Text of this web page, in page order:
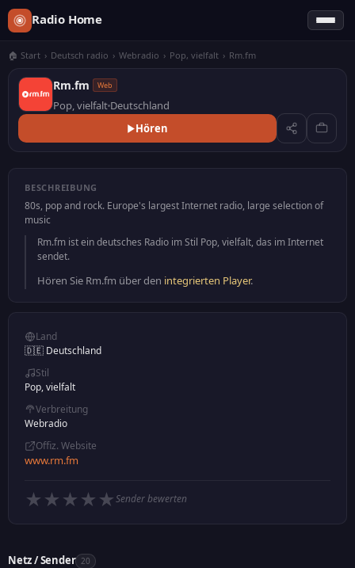
Radio Home
🏠 Start › Deutsch radio › Webradio › Pop, vielfalt › Rm.fm
Rm.fm Web
Pop, vielfalt Deutschland
Hören
BESCHREIBUNG
80s, pop and rock. Europe's largest Internet radio, large selection of
music
Rm.fm ist ein deutsches Radio im Stil Pop, vielfalt, das im Internet
sendet.
Hören Sie Rm.fm über den integrierten Player.
Land
🇩🇪 Deutschland
Stil
Pop, vielfalt
Verbreitung
Webradio
Offiz. Website
www.rm.fm
★ ★ ★ ★ ★Sender bewerten
Netz / Sender 20